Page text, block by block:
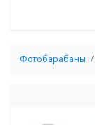
Фотобарабаны